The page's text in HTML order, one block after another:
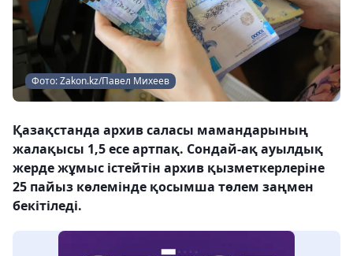
Фото: Zakon.kz/Павел Михеев
Қазақстанда архив саласы мамандарының
жалақысы 1,5 есе артпақ. Сондай-ақ ауылдық
жерде жұмыс істейтін архив қызметкерлеріне
25 пайыз көлемінде қосымша төлем заңмен
бекітіледі.